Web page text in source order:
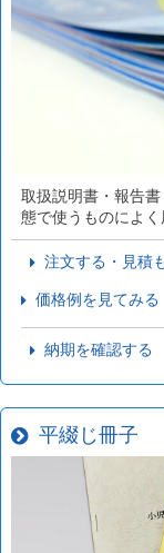
取扱説明書・報告
態で使うものによく
注文する・見積
価格例を見てみる
納期を確認する
平綴じ冊子